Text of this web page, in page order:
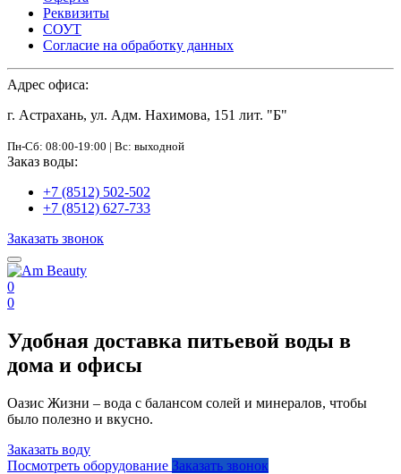
Реквизиты
СОУТ
Согласие на обработку данных
Адрес офиса:
г. Астрахань, ул. Адм. Нахимова, 151 лит. "Б"
Пн-Сб: 08:00-19:00 | Вс: выходной
Заказ воды:
+7 (8512) 502-502
+7 (8512) 627-733
Заказать звонок
0
0
Удобная доставка питьевой воды в
дома и офисы
Оазис Жизни – вода с балансом солей и минералов, чтобы
было полезно и вкусно.
Заказать воду
Посмотреть оборудование Заказать звонок